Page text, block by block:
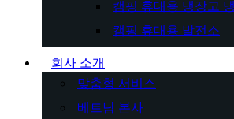
캠핑 휴대용 냉장고
캠핑 휴대용 발전소
회사 소개
맞춤형 서비스
베트남 본사